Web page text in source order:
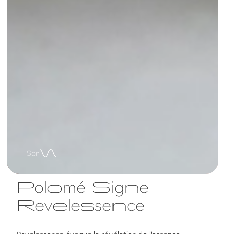
Son
Polomé Signe
Revelessence